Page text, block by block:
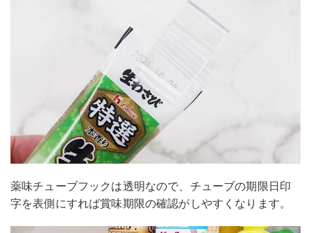
薬味チューブフックは透明なので、チューブの期限日印
字を表側にすれば賞味期限の確認がしやすくなります。